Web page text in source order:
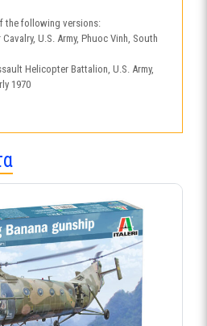
the following versions:
U.S. Army, Phuoc Vinh, South
Helicopter Battalion, U.S. Army,
1970